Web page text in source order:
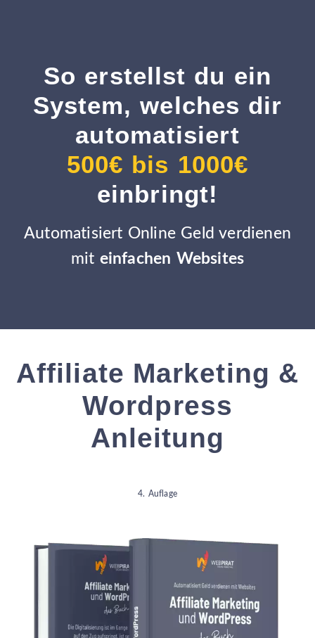
So erstellst du ein
System, welches dir
automatisiert
500€ bis 1000€
einbringt!
Automatisiert Online Geld verdienen
mit einfachen Websites
Affiliate Marketing &
Wordpress
Anleitung
4. Auflage